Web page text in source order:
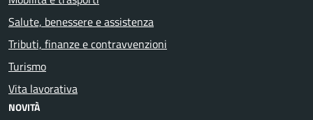
Salute, benessere e assistenza
Tributi, finanze e contravvenzioni
Turismo
Vita lavorativa
NOVITÀ